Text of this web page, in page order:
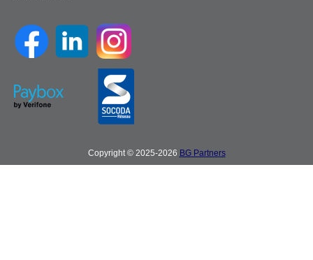
Copyright © 2025-2026 BG Partners